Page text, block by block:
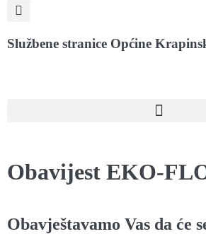
Službene stranice Općine
Obavijest EKO-
Obavještavamo Vas da će